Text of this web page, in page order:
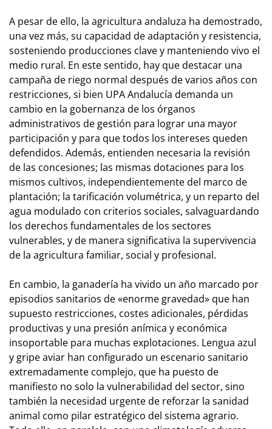
A pesar de ello, la agricultura andaluza ha demostrado,
una vez más, su capacidad de adaptación y resistencia,
sosteniendo producciones clave y manteniendo vivo el
medio rural. En este sentido, hay que destacar una
campaña de riego normal después de varios años con
restricciones, si bien UPA Andalucía demanda un
cambio en la gobernanza de los órganos
administrativos de gestión para lograr una mayor
participación y para que todos los intereses queden
defendidos. Además, entienden necesaria la revisión
de las concesiones; las mismas dotaciones para los
mismos cultivos, independientemente del marco de
plantación; la tarificación volumétrica, y un reparto del
agua modulado con criterios sociales, salvaguardando
los derechos fundamentales de los sectores
vulnerables, y de manera significativa la supervivencia
de la agricultura familiar, social y profesional.
En cambio, la ganadería ha vivido un año marcado por
episodios sanitarios de «enorme gravedad» que han
supuesto restricciones, costes adicionales, pérdidas
productivas y una presión anímica y económica
insoportable para muchas explotaciones. Lengua azul
y gripe aviar han configurado un escenario sanitario
extremadamente complejo, que ha puesto de
manifiesto no solo la vulnerabilidad del sector, sino
también la necesidad urgente de reforzar la sanidad
animal como pilar estratégico del sistema agrario.